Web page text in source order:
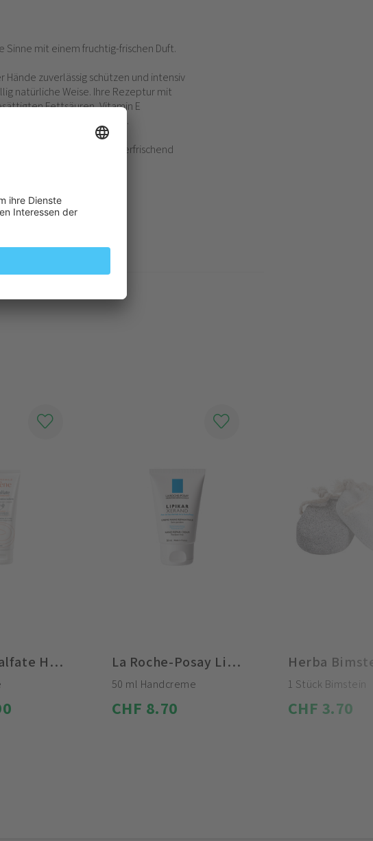
mit einem fruchtig-frischen Duft.
zuverlässig schützen und intensiv
natürliche Weise. Ihre Rezeptur mit
Fettsäuren, Vitamin E
weich und geschmeidig.
der Handcreme einen erfrischend
Avène Cicalfate Handcreme La Roche-Posay Lipikar Xerand Regenerierende Handcreme
50 ml Handcreme
CHF 8.70
Herba
1 Stück Bimstein
CHF 3.70